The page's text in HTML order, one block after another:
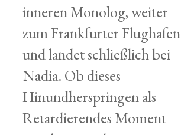
inneren Monolog, weiter
zum Frankfurter Flughafen
und landet schließlich bei
Nadia. Ob dieses
Hinundherspringen als
Retardierendes Moment